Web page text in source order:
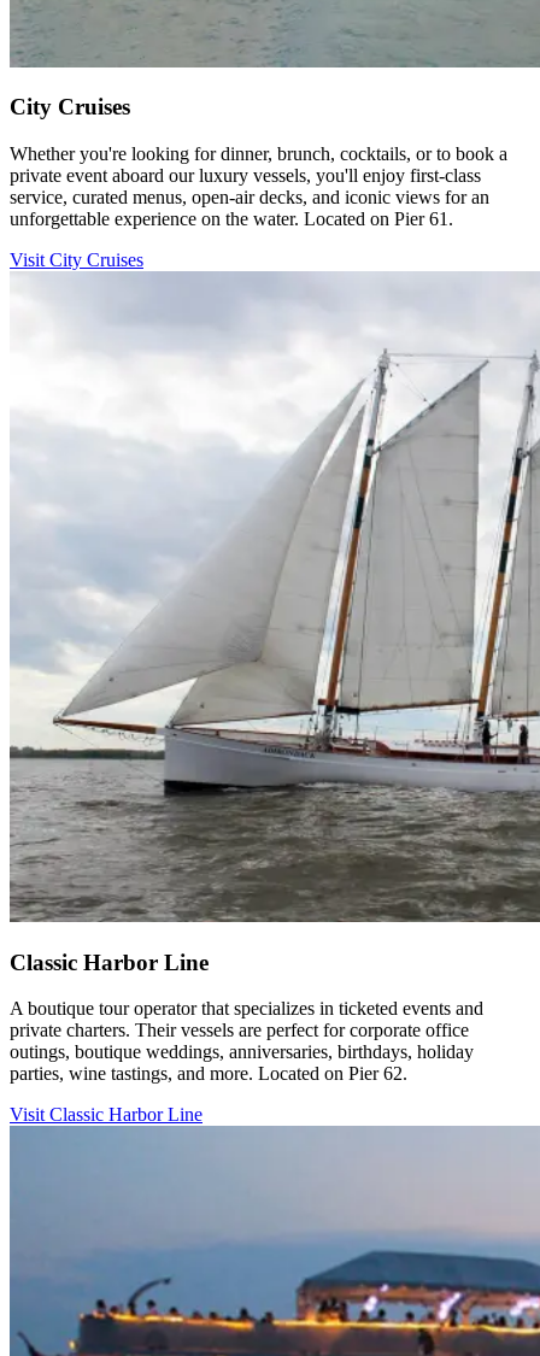
City Cruises​​​​‌ ‍ ​‍​‍‌‍ ‌ ​‍‌‍‍‌‌‍‌ ‌‍‍‌‌‍ ‍​‍​‍​ ‍‍​‍​‍‌ ​ ‌‍​‌‌‍ ‍‌‍‍‌‌ ‌​‌ ‍‌​‍ ‍‌‍‍‌‌‍ ​‍​‍​‍ ​​‍​‍‌‍‍​‌ ​‍‌‍‌‌‌‍‌‍​‍​‍​ ‍‍​‍​‍‌‍‍​‌ ‌​‌ ‌​‌ ​​‌ ​ ​ ‍‍​‍ ​‍ ‌‍​ ‌‍‍​‌‍‌‌‌‍ ​‌ ​ ‌‍‌‌‌‍​‌‌ ​​‌‍‍‌‌‍‌‌‌ ​‍‌ ​ ​‍ ‍‌ ​ ‌‍​‌‌‍ ‍‌‍‍‌‌ ‌​‌ ‍‌​‍ ‍‌ ​ ‌ ‌​‌ ‌‌‌‍‌​‌‍‍‌‌‍ ​‍ ‌‍‍‌‌‍ ‍‌ ‌​‌‍‌‌‌‍ ‍‌ ‌​​‍ ‌‍‌‌‌‍‌​‌‍‍‌‌ ‌​​‍ ‌‍ ‌‌‍ ‌‍‌​‌‍‌‌​ ‌‌ ​​‌ ​‍‌‍‌‌‌ ​ ‌‍‌‌‌‍ ‍‌ ‌​‌‍​‌‌ ‌​‌‍‍‌‌‍ ‌‍ ‍​ ‍ ‌‍‍‌‌‍‌​​ ‌​ ​‍​ ‌‌‌‍​ ‌‍‌‌​ ‌​‌‍​‍‌‍​‍‌‍​‌​‍ ‌​ ‌​​ ​​‌‍​‍​ ‌‍​‍ ‌​ ‌​‌‍‌‍‌‍​‌​ ‍​​‍ ‌‌‍​‌‌‍​‌‌‍‌‌​ ‍‌​‍ ‌​ ‌​​ ‌‌​ ‌ ​ ‌‌​ ‍‌​ ‌‌​ ‍‌‌‍​ ‌‍​‍​ ‌ ‌‍‌​​ ​ ​ ‍ ‌ ‌​‌ ‍‌‌ ​​‌‍‌‌​ ‌‌ ​​‌‍​‌‌‍‌ ‌‍‌‌​ ‍ ‌ ​​‌‍​‌‌ ‌​‌‍‍​​ ‌‌ ​​‌‍​‌‌‍‌ ‌‍‌‌‌​​‍‌ ‌‌‌‍‍‌‌‍ ​‌‍‌​‌‍‌‌‌ ​‍​‍‌‌​ ‌‌‌​​‍‌‌ ‌‍‍ ‌‍‌‌‌ ‍‌​‍‌‌​ ​ ‌​‌​​‍‌‌​ ​ ‌​‌​​‍‌‌​ ​‍​ ​‍​ ‍​​ ​ ‌‍​‍‌‍​‌​ ‍​​ ​ ‌‍‌​​ ‌ ​ ‍​​ ‍​​ ‍​‌‍​‍​‍‌‌​ ​‍​ ​‍​‍‌‌​ ‌‌‌​‌​​‍ ‍‌‍​ ‌‍​‌‌ ​‍‌‍ ‌ ‌‌‌ ​ ‌‍‌‌‌‍ ​‌​‍‌‌ ‌​‌‍‌‌‌‍ ‌‌ ​ ​‍‌‌​ ‌‌‌​​‍‌‌ ‌‍‍ ‌‍‌‌‌ ‍‌​‍‌‌​ ​ ‌​‌​​‍‌‌​ ​ ‌​‌​​‍‌‌​ ​‍​ ​‍‌‍​‍​ ‌‌‌‍​‍​ ​​‌‍​‍​ ‌‍‌‍‌​‌‍‌​‌‍​‌​ ‌‍​ ‍​‌‍‌​‌‍‌​​ ‌ ‌‍​‌‌‍‌‍‌‍‌​‌‍‌‍​ ‍​​ ‌‍‌‍‌‌​ ‌ ​ ​‍​ ‌‍​ ‍‌​ ​‌‌‍​‌​ ‌‌‌‍​‌​ ‌ ‌‍​‍​ ​ ​‍‌‌​ ​‍​ ​‍​‍‌‌​ ‌‌‌​‌​​‍ ‍‌‍​ ‌‍​‌‌ ​‍‌‍‌​‌‌‌​‌‍‍‌‌ ‌​‌‍ ​‌‍‌‌​ ‌‍​‍‌‍​‌‌ ​ ‌‍‌‌‌‌‌‌‌ ​‍‌‍ ​​ ‌‌‍‍​‌ ‌​‌ ‌​‌ ​​‌ ​ ​‍‌‌​ ​ ‌​​‌​‍‌‌​ ​‍‌​‌‍​‍‌‌​ ​‍‌​‌‍‌‍​ ‌‍‍​‌‍‌‌‌‍ ​‌ ​ ‌‍‌‌‌‍​‌‌ ​​‌‍‍‌‌‍‌‌‌ ​‍‌ ​ ​‍ ‍‌ ​ ‌‍​‌‌‍ ‍‌‍‍‌‌ ‌​‌ ‍‌​‍ ‍‌ ​ ‌ ‌​‌ ‌‌‌‍‌​‌‍‍‌‌‍ ​‍‌‍‌‍‍‌‌‍‌​​ ‌​ ​‍​ ‌‌‌‍​ ‌‍‌‌​ ‌​‌‍​‍‌‍​‍‌‍​‌​‍ ‌​ ‌​​ ​​‌‍​‍​ ‌‍​‍ ‌​ ‌​‌‍‌‍‌‍​‌​ ‍​​‍ ‌‌‍​‌‌‍​‌‌‍‌‌​ ‍‌​‍ ‌​ ‌​​ ‌‌​ ‌ ​ ‌‌​ ‍‌​ ‌‌​ ‍‌‌‍​ ‌‍​‍​ ‌ ‌‍‌​​ ​ ​‍‌‍‌ ‌​‌ ‍‌‌ ​​‌‍‌‌​ ‌‌ ​​‌‍​‌‌‍‌ ‌‍‌‌​‍‌‍‌ ​​‌‍​‌‌ ‌​‌‍‍​​ ‌‌ ​​‌‍​‌‌‍‌ ‌‍‌‌‌​​‍‌ ‌‌‌‍‍‌‌‍ ​‌‍‌​‌‍‌‌‌ ​‍​‍‌‌​ ‌‌‌​​‍‌‌ ‌‍‍ ‌‍‌‌‌ ‍‌​‍‌‌​ ​ ‌​‌​​‍‌‌​ ​ ‌​‌​​‍‌‌​ ​‍​ ​‍​ ‍​​ ​ ‌‍​‍‌‍​‌​ ‍​​ ​ ‌‍‌​​ ‌ ​ ‍​​ ‍​​ ‍​‌‍​‍​‍‌‌​ ​‍​ ​‍​‍‌‌​ ‌‌‌​‌​​‍ ‍‌‍​ ‌‍​‌‌ ​‍‌‍ ‌ ‌‌‌ ​ ‌‍‌‌‌‍ ​‌​‍‌‌ ‌​‌‍‌‌‌‍ ‌‌ ​ ​‍‌‌​ ‌‌‌​​‍‌‌ ‌‍‍ ‌‍‌‌‌ ‍‌​‍‌‌​ ​ ‌​‌​​‍‌‌​ ​ ‌​‌​​‍‌‌​ ​‍​ ​‍‌‍​‍​ ‌‌‌‍​‍​ ​​‌‍​‍​ ‌‍‌‍‌​‌‍‌​‌‍​‌​ ‌‍​ ‍​‌‍‌​‌‍‌​​ ‌ ‌‍​‌‌‍‌‍‌‍‌​‌‍‌‍​ ‍​​ ‌‍‌‍‌‌​ ‌ ​ ​‍​ ‌‍​ ‍‌​ ​‌‌‍​‌​ ‌‌‌‍​‌​ ‌ ‌‍​‍​ ​ ​‍‌‌​ ​‍​ ​‍​‍‌‌​ ‌‌‌​‌​​‍ ‍‌‍​ ‌‍​‌‌ ​‍‌‍‌​‌‌‌​‌‍‍‌‌ ‌​‌‍ ​‌‍‌‌​‍‌‍‌ ​​‌‍‌‌‌ ​‍‌ ​ ‌ ​​‌‍‌‌‌‍​ ‌ ‌​‌‍‍‌‌ ‌‍‌‍‌‌​ ‌‌ ​​‌ ‌‌‌‍​‍‌‍ ​‌‍‍‌‌ ​ ‌‍‍​‌‍‌‌‌‍‌​​‍​‍‌ ‌
Whether you're looking for dinner, brunch, cocktails, or to book a
private event aboard our luxury vessels, you'll enjoy first-class
service, curated menus, open-air decks, and iconic views for an
unforgettable experience on the water. Located on Pier 61.​​​​‌ ‍ ​‍​‍‌‍ ‌ ​‍‌‍‍‌‌‍‌ ‌‍‍‌‌‍ ‍​‍​‍​ ‍‍​‍​‍‌ ​ ‌‍​‌‌‍ ‍‌‍‍‌‌ ‌​‌ ‍‌​‍ ‍‌‍‍‌‌‍ ​‍​‍​‍ ​​‍​‍‌‍‍​‌ ​‍‌‍‌‌‌‍‌‍​‍​‍​ ‍‍​‍​‍‌‍‍​‌ ‌​‌ ‌​‌ ​​‌ ​ ​ ‍‍​‍ ​‍ ‌‍​ ‌‍‍​‌‍‌‌‌‍ ​‌ ​ ‌‍‌‌‌‍​‌‌ ​​‌‍‍‌‌‍‌‌‌ ​‍‌ ​ ​‍ ‍‌ ​ ‌‍​‌‌‍ ‍‌‍‍‌‌ ‌​‌ ‍‌​‍ ‍‌ ​ ‌ ‌​‌ ‌‌‌‍‌​‌‍‍‌‌‍ ​‍ ‌‍‍‌‌‍ ‍‌ ‌​‌‍‌‌‌‍ ‍‌ ‌​​‍ ‌‍‌‌‌‍‌​‌‍‍‌‌ ‌​​‍ ‌‍ ‌‌‍ ‌‍‌​‌‍‌‌​ ‌‌ ​​‌ ​‍‌‍‌‌‌ ​ ‌‍‌‌‌‍ ‍‌ ‌​‌‍​‌‌ ‌​‌‍‍‌‌‍ ‌‍ ‍​ ‍ ‌‍‍‌‌‍‌​​ ‌​ ​‍​ ‌‌‌‍​ ‌‍‌‌​ ‌​‌‍​‍‌‍​‍‌‍​‌​‍ ‌​ ‌​​ ​​‌‍​‍​ ‌‍​‍ ‌​ ‌​‌‍‌‍‌‍​‌​ ‍​​‍ ‌‌‍​‌‌‍​‌‌‍‌‌​ ‍‌​‍ ‌​ ‌​​ ‌‌​ ‌ ​ ‌‌​ ‍‌​ ‌‌​ ‍‌‌‍​ ‌‍​‍​ ‌ ‌‍‌​​ ​ ​ ‍ ‌ ‌​‌ ‍‌‌ ​​‌‍‌‌​ ‌‌ ​​‌‍​‌‌‍‌ ‌‍‌‌​ ‍ ‌ ​​‌‍​‌‌ ‌​‌‍‍​​ ‌‌ ​​‌‍​‌‌‍‌ ‌‍‌‌‌​​‍‌ ‌‌‌‍‍‌‌‍ ​‌‍‌​‌‍‌‌‌ ​‍​‍‌‌​ ‌‌‌​​‍‌‌ ‌‍‍ ‌‍‌‌‌ ‍‌​‍‌‌​ ​ ‌​‌​​‍‌‌​ ​ ‌​‌​​‍‌‌​ ​‍​ ​‍​ ‍​​ ​ ‌‍​‍‌‍​‌​ ‍​​ ​ ‌‍‌​​ ‌ ​ ‍​​ ‍​​ ‍​‌‍​‍​‍‌‌​ ​‍​ ​‍​‍‌‌​ ‌‌‌​‌​​‍ ‍‌‍​ ‌‍​‌‌ ​‍‌‍ ‌ ‌‌‌ ​ ‌‍‌‌‌‍ ​‌​‍‌‌ ‌​‌‍‌‌‌‍ ‌‌ ​ ​‍‌‌​ ‌‌‌​​‍‌‌ ‌‍‍ ‌‍‌‌‌ ‍‌​‍‌‌​ ​ ‌​‌​​‍‌‌​ ​ ‌​‌​​‍‌‌​ ​‍​ ​‍‌‍​‍​ ‌‌‌‍​‍​ ​​‌‍​‍​ ‌‍‌‍‌​‌‍‌​‌‍​‌​ ‌‍​ ‍​‌‍‌​‌‍‌​​ ‌ ‌‍​‌‌‍‌‍‌‍‌​‌‍‌‍​ ‍​​ ‌‍‌‍‌‌​ ‌ ​ ​‍​ ‌‍​ ‍‌​ ​‌‌‍​‌​ ‌‌‌‍​‌​ ‌ ‌‍​‍​ ​ ​‍‌‌​ ​‍​ ​‍​‍‌‌​ ‌‌‌​‌​​‍ ‍‌‍​ ‌‍​‌‌ ​‍‌‍‌​‌​‌​‌‍‌‌‌ ​ ‌‍​ ‌ ​‍‌‍‍‌‌ ​​‌ ‌​‌‍‍‌‌‍ ‌‍ ‍​ ‌‍​‍‌‍​‌‌ ​ ‌‍‌‌‌‌‌‌‌ ​‍‌‍ ​​ ‌‌‍‍​‌ ‌​‌ ‌​‌ ​​‌ ​ ​‍‌‌​ ​ ‌​​‌​‍‌‌​ ​‍‌​‌‍​‍‌‌​ ​‍‌​‌‍‌‍​ ‌‍‍​‌‍‌‌‌‍ ​‌ ​ ‌‍‌‌‌‍​‌‌ ​​‌‍‍‌‌‍‌‌‌ ​‍‌ ​ ​‍ ‍‌ ​ ‌‍​‌‌‍ ‍‌‍‍‌‌ ‌​‌ ‍‌​‍ ‍‌ ​ ‌ ‌​‌ ‌‌‌‍‌​‌‍‍‌‌‍ ​‍‌‍‌‍‍‌‌‍‌​​ ‌​ ​‍​ ‌‌‌‍​ ‌‍‌‌​ ‌​‌‍​‍‌‍​‍‌‍​‌​‍ ‌​ ‌​​ ​​‌‍​‍​ ‌‍​‍ ‌​ ‌​‌‍‌‍‌‍​‌​ ‍​​‍ ‌‌‍​‌‌‍​‌‌‍‌‌​ ‍‌​‍ ‌​ ‌​​ ‌‌​ ‌ ​ ‌‌​ ‍‌​ ‌‌​ ‍‌‌‍​ ‌‍​‍​ ‌ ‌‍‌​​ ​ ​‍‌‍‌ ‌​‌ ‍‌‌ ​​‌‍‌‌​ ‌‌ ​​‌‍​‌‌‍‌ ‌‍‌‌​‍‌‍‌ ​​‌‍​‌‌ ‌​‌‍‍​​ ‌‌ ​​‌‍​‌‌‍‌ ‌‍‌‌‌​​‍‌ ‌‌‌‍‍‌‌‍ ​‌‍‌​‌‍‌‌‌ ​‍​‍‌‌​ ‌‌‌​​‍‌‌ ‌‍‍ ‌‍‌‌‌ ‍‌​‍‌‌​ ​ ‌​‌​​‍‌‌​ ​ ‌​‌​​‍‌‌​ ​‍​ ​‍​ ‍​​ ​ ‌‍​‍‌‍​‌​ ‍​​ ​ ‌‍‌​​ ‌ ​ ‍​​ ‍​​ ‍​‌‍​‍​‍‌‌​ ​‍​ ​‍​‍‌‌​ ‌‌‌​‌​​‍ ‍‌‍​ ‌‍​‌‌ ​‍‌‍ ‌ ‌‌‌ ​ ‌‍‌‌‌‍ ​‌​‍‌‌ ‌​‌‍‌‌‌‍ ‌‌ ​ ​‍‌‌​ ‌‌‌​​‍‌‌ ‌‍‍ ‌‍‌‌‌ ‍‌​‍‌‌​ ​ ‌​‌​​‍‌‌​ ​ ‌​‌​​‍‌‌​ ​‍​ ​‍‌‍​‍​ ‌‌‌‍​‍​ ​​‌‍​‍​ ‌‍‌‍‌​‌‍‌​‌‍​‌​ ‌‍​ ‍​‌‍‌​‌‍‌​​ ‌ ‌‍​‌‌‍‌‍‌‍‌​‌‍‌‍​ ‍​​ ‌‍‌‍‌‌​ ‌ ​ ​‍​ ‌‍​ ‍‌​ ​‌‌‍​‌​ ‌‌‌‍​‌​ ‌ ‌‍​‍​ ​ ​‍‌‌​ ​‍​ ​‍​‍‌‌​ ‌‌‌​‌​​‍ ‍‌‍​ ‌‍​‌‌ ​‍‌‍‌​‌​‌​‌‍‌‌‌ ​ ‌‍​ ‌ ​‍‌‍‍‌‌ ​​‌ ‌​‌‍‍‌‌‍ ‌‍ ‍​‍‌‍‌ ​​‌‍‌‌‌ ​‍‌ ​ ‌ ​​‌‍‌‌‌‍​ ‌ ‌​‌‍‍‌‌ ‌‍‌‍‌‌​ ‌‌ ​​‌ ‌‌‌‍​‍‌‍ ​‌‍‍‌‌ ​ ‌‍‍​‌‍‌‌‌‍‌​​‍​‍‌ ‌
Visit City Cruises​​​​‌ ‍ ​‍​‍‌‍ ‌ ​‍‌‍‍‌‌‍‌ ‌‍‍‌‌‍ ‍​‍​‍​ ‍‍​‍​‍‌ ​ ‌‍​‌‌‍ ‍‌‍‍‌‌ ‌​‌ ‍‌​‍ ‍‌‍‍‌‌‍ ​‍​‍​‍ ​​‍​‍‌‍‍​‌ ​‍‌‍‌‌‌‍‌‍​‍​‍​ ‍‍​‍​‍‌‍‍​‌ ‌​‌ ‌​‌ ​​‌ ​ ​ ‍‍​‍ ​‍ ‌‍​ ‌‍‍​‌‍‌‌‌‍ ​‌ ​ ‌‍‌‌‌‍​‌‌ ​​‌‍‍‌‌‍‌‌‌ ​‍‌ ​ ​‍ ‍‌ ​ ‌‍​‌‌‍ ‍‌‍‍‌‌ ‌​‌ ‍‌​‍ ‍‌ ​ ‌ ‌​‌ ‌‌‌‍‌​‌‍‍‌‌‍ ​‍ ‌‍‍‌‌‍ ‍‌ ‌​‌‍‌‌‌‍ ‍‌ ‌​​‍ ‌‍‌‌‌‍‌​‌‍‍‌‌ ‌​​‍ ‌‍ ‌‌‍ ‌‍‌​‌‍‌‌​ ‌‌ ​​‌ ​‍‌‍‌‌‌ ​ ‌‍‌‌‌‍ ‍‌ ‌​‌‍​‌‌ ‌​‌‍‍‌‌‍ ‌‍ ‍​ ‍ ‌‍‍‌‌‍‌​​ ‌​ ​‍​ ‌‌‌‍​ ‌‍‌‌​ ‌​‌‍​‍‌‍​‍‌‍​‌​‍ ‌​ ‌​​ ​​‌‍​‍​ ‌‍​‍ ‌​ ‌​‌‍‌‍‌‍​‌​ ‍​​‍ ‌‌‍​‌‌‍​‌‌‍‌‌​ ‍‌​‍ ‌​ ‌​​ ‌‌​ ‌ ​ ‌‌​ ‍‌​ ‌‌​ ‍‌‌‍​ ‌‍​‍​ ‌ ‌‍‌​​ ​ ​ ‍ ‌ ‌​‌ ‍‌‌ ​​‌‍‌‌​ ‌‌ ​​‌‍​‌‌‍‌ ‌‍‌‌​ ‍ ‌ ​​‌‍​‌‌ ‌​‌‍‍​​ ‌‌ ​​‌‍​‌‌‍‌ ‌‍‌‌‌​​‍‌ ‌‌‌‍‍‌‌‍ ​‌‍‌​‌‍‌‌‌ ​‍​‍‌‌​ ‌‌‌​​‍‌‌ ‌‍‍ ‌‍‌‌‌ ‍‌​‍‌‌​ ​ ‌​‌​​‍‌‌​ ​ ‌​‌​​‍‌‌​ ​‍​ ​‍​ ‍​​ ​ ‌‍​‍‌‍​‌​ ‍​​ ​ ‌‍‌​​ ‌ ​ ‍​​ ‍​​ ‍​‌‍​‍​‍‌‌​ ​‍​ ​‍​‍‌‌​ ‌‌‌​‌​​‍ ‍‌‍​ ‌‍​‌‌ ​‍‌‍ ‌ ‌‌‌ ​ ‌‍‌‌‌‍ ​‌​‍‌‌ ‌​‌‍‌‌‌‍ ‌‌ ​ ​‍‌‌​ ‌‌‌​​‍‌‌ ‌‍‍ ‌‍‌‌‌ ‍‌​‍‌‌​ ​ ‌​‌​​‍‌‌​ ​ ‌​‌​​‍‌‌​ ​‍​ ​‍‌‍​‍​ ‌‌‌‍​‍​ ​​‌‍​‍​ ‌‍‌‍‌​‌‍‌​‌‍​‌​ ‌‍​ ‍​‌‍‌​‌‍‌​​ ‌ ‌‍​‌‌‍‌‍‌‍‌​‌‍‌‍​ ‍​​ ‌‍‌‍‌‌​ ‌ ​ ​‍​ ‌‍​ ‍‌​ ​‌‌‍​‌​ ‌‌‌‍​‌​ ‌ ‌‍​‍​ ​ ​‍‌‌​ ​‍​ ​‍​‍‌‌​ ‌‌‌​‌​​‍ ‍‌‍​‍‌ ‌‌‌ ‌​‌ ‌​‌‍ ‌‍ ‍‌ ​ ​‍‌‌​ ‌‌‌​​‍‌‌ ‌‍‍ ‌‍‌‌‌ ‍‌​‍‌‌​ ​ ‌​‌​​‍‌‌​ ​ ‌​‌​​‍‌‌​ ​‍​ ​‍‌‍​‍‌‍‌‍​ ‍​‌‍​ ​ ​ ​ ‌​‌‍​‌​ ​ ‌‍​‍​ ​‌​ ‌ ​ ‌‍​‍‌‌​ ​‍​ ​‍​‍‌‌​ ‌‌‌​‌​​‍ ‍‌ ‌​‌‍‌‌‌ ‍​‌ ‌​​ ‌‍​‍‌‍​‌‌ ​ ‌‍‌‌‌‌‌‌‌ ​‍‌‍ ​​ ‌‌‍‍​‌ ‌​‌ ‌​‌ ​​‌ ​ ​‍‌‌​ ​ ‌​​‌​‍‌‌​ ​‍‌​‌‍​‍‌‌​ ​‍‌​‌‍‌‍​ ‌‍‍​‌‍‌‌‌‍ ​‌ ​ ‌‍‌‌‌‍​‌‌ ​​‌‍‍‌‌‍‌‌‌ ​‍‌ ​ ​‍ ‍‌ ​ ‌‍​‌‌‍ ‍‌‍‍‌‌ ‌​‌ ‍‌​‍ ‍‌ ​ ‌ ‌​‌ ‌‌‌‍‌​‌‍‍‌‌‍ ​‍‌‍‌‍‍‌‌‍‌​​ ‌​ ​‍​ ‌‌‌‍​ ‌‍‌‌​ ‌​‌‍​‍‌‍​‍‌‍​‌​‍ ‌​ ‌​​ ​​‌‍​‍​ ‌‍​‍ ‌​ ‌​‌‍‌‍‌‍​‌​ ‍​​‍ ‌‌‍​‌‌‍​‌‌‍‌‌​ ‍‌​‍ ‌​ ‌​​ ‌‌​ ‌ ​ ‌‌​ ‍‌​ ‌‌​ ‍‌‌‍​ ‌‍​‍​ ‌ ‌‍‌​​ ​ ​‍‌‍‌ ‌​‌ ‍‌‌ ​​‌‍‌‌​ ‌‌ ​​‌‍​‌‌‍‌ ‌‍‌‌​‍‌‍‌ ​​‌‍​‌‌ ‌​‌‍‍​​ ‌‌ ​​‌‍​‌‌‍‌ ‌‍‌‌‌​​‍‌ ‌‌‌‍‍‌‌‍ ​‌‍‌​‌‍‌‌‌ ​‍​‍‌‌​ ‌‌‌​​‍‌‌ ‌‍‍ ‌‍‌‌‌ ‍‌​‍‌‌​ ​ ‌​‌​​‍‌‌​ ​ ‌​‌​​‍‌‌​ ​‍​ ​‍​ ‍​​ ​ ‌‍​‍‌‍​‌​ ‍​​ ​ ‌‍‌​​ ‌ ​ ‍​​ ‍​​ ‍​‌‍​‍​‍‌‌​ ​‍​ ​‍​‍‌‌​ ‌‌‌​‌​​‍ ‍‌‍​ ‌‍​‌‌ ​‍‌‍ ‌ ‌‌‌ ​ ‌‍‌‌‌‍ ​‌​‍‌‌ ‌​‌‍‌‌‌‍ ‌‌ ​ ​‍‌‌​ ‌‌‌​​‍‌‌ ‌‍‍ ‌‍‌‌‌ ‍‌​‍‌‌​ ​ ‌​‌​​‍‌‌​ ​ ‌​‌​​‍‌‌​ ​‍​ ​‍‌‍​‍​ ‌‌‌‍​‍​ ​​‌‍​‍​ ‌‍‌‍‌​‌‍‌​‌‍​‌​ ‌‍​ ‍​‌‍‌​‌‍‌​​ ‌ ‌‍​‌‌‍‌‍‌‍‌​‌‍‌‍​ ‍​​ ‌‍‌‍‌‌​ ‌ ​ ​‍​ ‌‍​ ‍‌​ ​‌‌‍​‌​ ‌‌‌‍​‌​ ‌ ‌‍​‍​ ​ ​‍‌‌​ ​‍​ ​‍​‍‌‌​ ‌‌‌​‌​​‍ ‍‌‍​‍‌ ‌‌‌ ‌​‌ ‌​‌‍ ‌‍ ‍‌ ​ ​‍‌‌​ ‌‌‌​​‍‌‌ ‌‍‍ ‌‍‌‌‌ ‍‌​‍‌‌​ ​ ‌​‌​​‍‌‌​ ​ ‌​‌​​‍‌‌​ ​‍​ ​‍‌‍​‍‌‍‌‍​ ‍​‌‍​ ​ ​ ​ ‌​‌‍​‌​ ​ ‌‍​‍​ ​‌​ ‌ ​ ‌‍​‍‌‌​ ​‍​ ​‍​‍‌‌​ ‌‌‌​‌​​‍ ‍‌ ‌​‌‍‌‌‌ ‍​‌ ‌​​‍‌‍‌ ​​‌‍‌‌‌ ​‍‌ ​ ‌ ​​‌‍‌‌‌‍​ ‌ ‌​‌‍‍‌‌ ‌‍‌‍‌‌​ ‌‌ ​​‌ ‌‌‌‍​‍‌‍ ​‌‍‍‌‌ ​ ‌‍‍​‌‍‌‌‌‍‌​​‍​‍‌ ‌
Classic Harbor Line​​​​‌ ‍ ​‍​‍‌‍ ‌ ​‍‌‍‍‌‌‍‌ ‌‍‍‌‌‍ ‍​‍​‍​ ‍‍​‍​‍‌ ​ ‌‍​‌‌‍ ‍‌‍‍‌‌ ‌​‌ ‍‌​‍ ‍‌‍‍‌‌‍ ​‍​‍​‍ ​​‍​‍‌‍‍​‌ ​‍‌‍‌‌‌‍‌‍​‍​‍​ ‍‍​‍​‍‌‍‍​‌ ‌​‌ ‌​‌ ​​‌ ​ ​ ‍‍​‍ ​‍ ‌‍​ ‌‍‍​‌‍‌‌‌‍ ​‌ ​ ‌‍‌‌‌‍​‌‌ ​​‌‍‍‌‌‍‌‌‌ ​‍‌ ​ ​‍ ‍‌ ​ ‌‍​‌‌‍ ‍‌‍‍‌‌ ‌​‌ ‍‌​‍ ‍‌ ​ ‌ ‌​‌ ‌‌‌‍‌​‌‍‍‌‌‍ ​‍ ‌‍‍‌‌‍ ‍‌ ‌​‌‍‌‌‌‍ ‍‌ ‌​​‍ ‌‍‌‌‌‍‌​‌‍‍‌‌ ‌​​‍ ‌‍ ‌‌‍ ‌‍‌​‌‍‌‌​ ‌‌ ​​‌ ​‍‌‍‌‌‌ ​ ‌‍‌‌‌‍ ‍‌ ‌​‌‍​‌‌ ‌​‌‍‍‌‌‍ ‌‍ ‍​ ‍ ‌‍‍‌‌‍‌​​ ‌​ ​‍​ ‌‌‌‍​ ‌‍‌‌​ ‌​‌‍​‍‌‍​‍‌‍​‌​‍ ‌​ ‌​​ ​​‌‍​‍​ ‌‍​‍ ‌​ ‌​‌‍‌‍‌‍​‌​ ‍​​‍ ‌‌‍​‌‌‍​‌‌‍‌‌​ ‍‌​‍ ‌​ ‌​​ ‌‌​ ‌ ​ ‌‌​ ‍‌​ ‌‌​ ‍‌‌‍​ ‌‍​‍​ ‌ ‌‍‌​​ ​ ​ ‍ ‌ ‌​‌ ‍‌‌ ​​‌‍‌‌​ ‌‌ ​​‌‍​‌‌‍‌ ‌‍‌‌​ ‍ ‌ ​​‌‍​‌‌ ‌​‌‍‍​​ ‌‌ ​​‌‍​‌‌‍‌ ‌‍‌‌‌​​‍‌ ‌‌‌‍‍‌‌‍ ​‌‍‌​‌‍‌‌‌ ​‍​‍‌‌​ ‌‌‌​​‍‌‌ ‌‍‍ ‌‍‌‌‌ ‍‌​‍‌‌​ ​ ‌​‌​​‍‌‌​ ​ ‌​‌​​‍‌‌​ ​‍​ ​‍​ ‍​​ ​ ‌‍​‍‌‍​‌​ ‍​​ ​ ‌‍‌​​ ‌ ​ ‍​​ ‍​​ ‍​‌‍​‍​‍‌‌​ ​‍​ ​‍​‍‌‌​ ‌‌‌​‌​​‍ ‍‌‍​ ‌‍​‌‌ ​‍‌‍ ‌ ‌‌‌ ​ ‌‍‌‌‌‍ ​‌​‍‌‌ ‌​‌‍‌‌‌‍ ‌‌ ​ ​‍‌‌​ ‌‌‌​​‍‌‌ ‌‍‍ ‌‍‌‌‌ ‍‌​‍‌‌​ ​ ‌​‌​​‍‌‌​ ​ ‌​‌​​‍‌‌​ ​‍​ ​‍​ ‍​‌‍‌​​ ‍‌​ ​ ​ ‍‌​ ‍​​ ‌ ​ ‍‌​ ​ ​ ​​‌‍​‍‌‍‌‌​ ‍‌​ ​‍​ ‌​‌‍​‍​ ‌‌​ ‌​​ ‌‍​ ‍‌​ ‌‌‌‍​ ​ ‌‍‌‍‌‌‌‍‌​‌‍​‍​ ‍‌​ ‍‌​ ​‍​ ‌‍‌‍‌‍​ ‍​​‍‌‌​ ​‍​ ​‍​‍‌‌​ ‌‌‌​‌​​‍ ‍‌‍​ ‌‍​‌‌ ​‍‌‍‌​‌‌‌​‌‍‍‌‌ ‌​‌‍ ​‌‍‌‌​ ‌‍​‍‌‍​‌‌ ​ ‌‍‌‌‌‌‌‌‌ ​‍‌‍ ​​ ‌‌‍‍​‌ ‌​‌ ‌​‌ ​​‌ ​ ​‍‌‌​ ​ ‌​​‌​‍‌‌​ ​‍‌​‌‍​‍‌‌​ ​‍‌​‌‍‌‍​ ‌‍‍​‌‍‌‌‌‍ ​‌ ​ ‌‍‌‌‌‍​‌‌ ​​‌‍‍‌‌‍‌‌‌ ​‍‌ ​ ​‍ ‍‌ ​ ‌‍​‌‌‍ ‍‌‍‍‌‌ ‌​‌ ‍‌​‍ ‍‌ ​ ‌ ‌​‌ ‌‌‌‍‌​‌‍‍‌‌‍ ​‍‌‍‌‍‍‌‌‍‌​​ ‌​ ​‍​ ‌‌‌‍​ ‌‍‌‌​ ‌​‌‍​‍‌‍​‍‌‍​‌​‍ ‌​ ‌​​ ​​‌‍​‍​ ‌‍​‍ ‌​ ‌​‌‍‌‍‌‍​‌​ ‍​​‍ ‌‌‍​‌‌‍​‌‌‍‌‌​ ‍‌​‍ ‌​ ‌​​ ‌‌​ ‌ ​ ‌‌​ ‍‌​ ‌‌​ ‍‌‌‍​ ‌‍​‍​ ‌ ‌‍‌​​ ​ ​‍‌‍‌ ‌​‌ ‍‌‌ ​​‌‍‌‌​ ‌‌ ​​‌‍​‌‌‍‌ ‌‍‌‌​‍‌‍‌ ​​‌‍​‌‌ ‌​‌‍‍​​ ‌‌ ​​‌‍​‌‌‍‌ ‌‍‌‌‌​​‍‌ ‌‌‌‍‍‌‌‍ ​‌‍‌​‌‍‌‌‌ ​‍​‍‌‌​ ‌‌‌​​‍‌‌ ‌‍‍ ‌‍‌‌‌ ‍‌​‍‌‌​ ​ ‌​‌​​‍‌‌​ ​ ‌​‌​​‍‌‌​ ​‍​ ​‍​ ‍​​ ​ ‌‍​‍‌‍​‌​ ‍​​ ​ ‌‍‌​​ ‌ ​ ‍​​ ‍​​ ‍​‌‍​‍​‍‌‌​ ​‍​ ​‍​‍‌‌​ ‌‌‌​‌​​‍ ‍‌‍​ ‌‍​‌‌ ​‍‌‍ ‌ ‌‌‌ ​ ‌‍‌‌‌‍ ​‌​‍‌‌ ‌​‌‍‌‌‌‍ ‌‌ ​ ​‍‌‌​ ‌‌‌​​‍‌‌ ‌‍‍ ‌‍‌‌‌ ‍‌​‍‌‌​ ​ ‌​‌​​‍‌‌​ ​ ‌​‌​​‍‌‌​ ​‍​ ​‍​ ‍​‌‍‌​​ ‍‌​ ​ ​ ‍‌​ ‍​​ ‌ ​ ‍‌​ ​ ​ ​​‌‍​‍‌‍‌‌​ ‍‌​ ​‍​ ‌​‌‍​‍​ ‌‌​ ‌​​ ‌‍​ ‍‌​ ‌‌‌‍​ ​ ‌‍‌‍‌‌‌‍‌​‌‍​‍​ ‍‌​ ‍‌​ ​‍​ ‌‍‌‍‌‍​ ‍​​‍‌‌​ ​‍​ ​‍​‍‌‌​ ‌‌‌​‌​​‍ ‍‌‍​ ‌‍​‌‌ ​‍‌‍‌​‌‌‌​‌‍‍‌‌ ‌​‌‍ ​‌‍‌‌​‍‌‍‌ ​​‌‍‌‌‌ ​‍‌ ​ ‌ ​​‌‍‌‌‌‍​ ‌ ‌​‌‍‍‌‌ ‌‍‌‍‌‌​ ‌‌ ​​‌ ‌‌‌‍​‍‌‍ ​‌‍‍‌‌ ​ ‌‍‍​‌‍‌‌‌‍‌​​‍​‍‌ ‌
A boutique tour operator that specializes in ticketed events and
private charters. Their vessels are perfect for corporate office
outings, boutique weddings, anniversaries, birthdays, holiday
parties, wine tastings, and more. Located on Pier 62.​​​​‌ ‍ ​‍​‍‌‍ ‌ ​‍‌‍‍‌‌‍‌ ‌‍‍‌‌‍ ‍​‍​‍​ ‍‍​‍​‍‌ ​ ‌‍​‌‌‍ ‍‌‍‍‌‌ ‌​‌ ‍‌​‍ ‍‌‍‍‌‌‍ ​‍​‍​‍ ​​‍​‍‌‍‍​‌ ​‍‌‍‌‌‌‍‌‍​‍​‍​ ‍‍​‍​‍‌‍‍​‌ ‌​‌ ‌​‌ ​​‌ ​ ​ ‍‍​‍ ​‍ ‌‍​ ‌‍‍​‌‍‌‌‌‍ ​‌ ​ ‌‍‌‌‌‍​‌‌ ​​‌‍‍‌‌‍‌‌‌ ​‍‌ ​ ​‍ ‍‌ ​ ‌‍​‌‌‍ ‍‌‍‍‌‌ ‌​‌ ‍‌​‍ ‍‌ ​ ‌ ‌​‌ ‌‌‌‍‌​‌‍‍‌‌‍ ​‍ ‌‍‍‌‌‍ ‍‌ ‌​‌‍‌‌‌‍ ‍‌ ‌​​‍ ‌‍‌‌‌‍‌​‌‍‍‌‌ ‌​​‍ ‌‍ ‌‌‍ ‌‍‌​‌‍‌‌​ ‌‌ ​​‌ ​‍‌‍‌‌‌ ​ ‌‍‌‌‌‍ ‍‌ ‌​‌‍​‌‌ ‌​‌‍‍‌‌‍ ‌‍ ‍​ ‍ ‌‍‍‌‌‍‌​​ ‌​ ​‍​ ‌‌‌‍​ ‌‍‌‌​ ‌​‌‍​‍‌‍​‍‌‍​‌​‍ ‌​ ‌​​ ​​‌‍​‍​ ‌‍​‍ ‌​ ‌​‌‍‌‍‌‍​‌​ ‍​​‍ ‌‌‍​‌‌‍​‌‌‍‌‌​ ‍‌​‍ ‌​ ‌​​ ‌‌​ ‌ ​ ‌‌​ ‍‌​ ‌‌​ ‍‌‌‍​ ‌‍​‍​ ‌ ‌‍‌​​ ​ ​ ‍ ‌ ‌​‌ ‍‌‌ ​​‌‍‌‌​ ‌‌ ​​‌‍​‌‌‍‌ ‌‍‌‌​ ‍ ‌ ​​‌‍​‌‌ ‌​‌‍‍​​ ‌‌ ​​‌‍​‌‌‍‌ ‌‍‌‌‌​​‍‌ ‌‌‌‍‍‌‌‍ ​‌‍‌​‌‍‌‌‌ ​‍​‍‌‌​ ‌‌‌​​‍‌‌ ‌‍‍ ‌‍‌‌‌ ‍‌​‍‌‌​ ​ ‌​‌​​‍‌‌​ ​ ‌​‌​​‍‌‌​ ​‍​ ​‍​ ‍​​ ​ ‌‍​‍‌‍​‌​ ‍​​ ​ ‌‍‌​​ ‌ ​ ‍​​ ‍​​ ‍​‌‍​‍​‍‌‌​ ​‍​ ​‍​‍‌‌​ ‌‌‌​‌​​‍ ‍‌‍​ ‌‍​‌‌ ​‍‌‍ ‌ ‌‌‌ ​ ‌‍‌‌‌‍ ​‌​‍‌‌ ‌​‌‍‌‌‌‍ ‌‌ ​ ​‍‌‌​ ‌‌‌​​‍‌‌ ‌‍‍ ‌‍‌‌‌ ‍‌​‍‌‌​ ​ ‌​‌​​‍‌‌​ ​ ‌​‌​​‍‌‌​ ​‍​ ​‍​ ‍​‌‍‌​​ ‍‌​ ​ ​ ‍‌​ ‍​​ ‌ ​ ‍‌​ ​ ​ ​​‌‍​‍‌‍‌‌​ ‍‌​ ​‍​ ‌​‌‍​‍​ ‌‌​ ‌​​ ‌‍​ ‍‌​ ‌‌‌‍​ ​ ‌‍‌‍‌‌‌‍‌​‌‍​‍​ ‍‌​ ‍‌​ ​‍​ ‌‍‌‍‌‍​ ‍​​‍‌‌​ ​‍​ ​‍​‍‌‌​ ‌‌‌​‌​​‍ ‍‌‍​ ‌‍​‌‌ ​‍‌‍‌​‌​‌​‌‍‌‌‌ ​ ‌‍​ ‌ ​‍‌‍‍‌‌ ​​‌ ‌​‌‍‍‌‌‍ ‌‍ ‍​ ‌‍​‍‌‍​‌‌ ​ ‌‍‌‌‌‌‌‌‌ ​‍‌‍ ​​ ‌‌‍‍​‌ ‌​‌ ‌​‌ ​​‌ ​ ​‍‌‌​ ​ ‌​​‌​‍‌‌​ ​‍‌​‌‍​‍‌‌​ ​‍‌​‌‍‌‍​ ‌‍‍​‌‍‌‌‌‍ ​‌ ​ ‌‍‌‌‌‍​‌‌ ​​‌‍‍‌‌‍‌‌‌ ​‍‌ ​ ​‍ ‍‌ ​ ‌‍​‌‌‍ ‍‌‍‍‌‌ ‌​‌ ‍‌​‍ ‍‌ ​ ‌ ‌​‌ ‌‌‌‍‌​‌‍‍‌‌‍ ​‍‌‍‌‍‍‌‌‍‌​​ ‌​ ​‍​ ‌‌‌‍​ ‌‍‌‌​ ‌​‌‍​‍‌‍​‍‌‍​‌​‍ ‌​ ‌​​ ​​‌‍​‍​ ‌‍​‍ ‌​ ‌​‌‍‌‍‌‍​‌​ ‍​​‍ ‌‌‍​‌‌‍​‌‌‍‌‌​ ‍‌​‍ ‌​ ‌​​ ‌‌​ ‌ ​ ‌‌​ ‍‌​ ‌‌​ ‍‌‌‍​ ‌‍​‍​ ‌ ‌‍‌​​ ​ ​‍‌‍‌ ‌​‌ ‍‌‌ ​​‌‍‌‌​ ‌‌ ​​‌‍​‌‌‍‌ ‌‍‌‌​‍‌‍‌ ​​‌‍​‌‌ ‌​‌‍‍​​ ‌‌ ​​‌‍​‌‌‍‌ ‌‍‌‌‌​​‍‌ ‌‌‌‍‍‌‌‍ ​‌‍‌​‌‍‌‌‌ ​‍​‍‌‌​ ‌‌‌​​‍‌‌ ‌‍‍ ‌‍‌‌‌ ‍‌​‍‌‌​ ​ ‌​‌​​‍‌‌​ ​ ‌​‌​​‍‌‌​ ​‍​ ​‍​ ‍​​ ​ ‌‍​‍‌‍​‌​ ‍​​ ​ ‌‍‌​​ ‌ ​ ‍​​ ‍​​ ‍​‌‍​‍​‍‌‌​ ​‍​ ​‍​‍‌‌​ ‌‌‌​‌​​‍ ‍‌‍​ ‌‍​‌‌ ​‍‌‍ ‌ ‌‌‌ ​ ‌‍‌‌‌‍ ​‌​‍‌‌ ‌​‌‍‌‌‌‍ ‌‌ ​ ​‍‌‌​ ‌‌‌​​‍‌‌ ‌‍‍ ‌‍‌‌‌ ‍‌​‍‌‌​ ​ ‌​‌​​‍‌‌​ ​ ‌​‌​​‍‌‌​ ​‍​ ​‍​ ‍​‌‍‌​​ ‍‌​ ​ ​ ‍‌​ ‍​​ ‌ ​ ‍‌​ ​ ​ ​​‌‍​‍‌‍‌‌​ ‍‌​ ​‍​ ‌​‌‍​‍​ ‌‌​ ‌​​ ‌‍​ ‍‌​ ‌‌‌‍​ ​ ‌‍‌‍‌‌‌‍‌​‌‍​‍​ ‍‌​ ‍‌​ ​‍​ ‌‍‌‍‌‍​ ‍​​‍‌‌​ ​‍​ ​‍​‍‌‌​ ‌‌‌​‌​​‍ ‍‌‍​ ‌‍​‌‌ ​‍‌‍‌​‌​‌​‌‍‌‌‌ ​ ‌‍​ ‌ ​‍‌‍‍‌‌ ​​‌ ‌​‌‍‍‌‌‍ ‌‍ ‍​‍‌‍‌ ​​‌‍‌‌‌ ​‍‌ ​ ‌ ​​‌‍‌‌‌‍​ ‌ ‌​‌‍‍‌‌ ‌‍‌‍‌‌​ ‌‌ ​​‌ ‌‌‌‍​‍‌‍ ​‌‍‍‌‌ ​ ‌‍‍​‌‍‌‌‌‍‌​​‍​‍‌ ‌
Visit Classic Harbor Line​​​​‌ ‍ ​‍​‍‌‍ ‌ ​‍‌‍‍‌‌‍‌ ‌‍‍‌‌‍ ‍​‍​‍​ ‍‍​‍​‍‌ ​ ‌‍​‌‌‍ ‍‌‍‍‌‌ ‌​‌ ‍‌​‍ ‍‌‍‍‌‌‍ ​‍​‍​‍ ​​‍​‍‌‍‍​‌ ​‍‌‍‌‌‌‍‌‍​‍​‍​ ‍‍​‍​‍‌‍‍​‌ ‌​‌ ‌​‌ ​​‌ ​ ​ ‍‍​‍ ​‍ ‌‍​ ‌‍‍​‌‍‌‌‌‍ ​‌ ​ ‌‍‌‌‌‍​‌‌ ​​‌‍‍‌‌‍‌‌‌ ​‍‌ ​ ​‍ ‍‌ ​ ‌‍​‌‌‍ ‍‌‍‍‌‌ ‌​‌ ‍‌​‍ ‍‌ ​ ‌ ‌​‌ ‌‌‌‍‌​‌‍‍‌‌‍ ​‍ ‌‍‍‌‌‍ ‍‌ ‌​‌‍‌‌‌‍ ‍‌ ‌​​‍ ‌‍‌‌‌‍‌​‌‍‍‌‌ ‌​​‍ ‌‍ ‌‌‍ ‌‍‌​‌‍‌‌​ ‌‌ ​​‌ ​‍‌‍‌‌‌ ​ ‌‍‌‌‌‍ ‍‌ ‌​‌‍​‌‌ ‌​‌‍‍‌‌‍ ‌‍ ‍​ ‍ ‌‍‍‌‌‍‌​​ ‌​ ​‍​ ‌‌‌‍​ ‌‍‌‌​ ‌​‌‍​‍‌‍​‍‌‍​‌​‍ ‌​ ‌​​ ​​‌‍​‍​ ‌‍​‍ ‌​ ‌​‌‍‌‍‌‍​‌​ ‍​​‍ ‌‌‍​‌‌‍​‌‌‍‌‌​ ‍‌​‍ ‌​ ‌​​ ‌‌​ ‌ ​ ‌‌​ ‍‌​ ‌‌​ ‍‌‌‍​ ‌‍​‍​ ‌ ‌‍‌​​ ​ ​ ‍ ‌ ‌​‌ ‍‌‌ ​​‌‍‌‌​ ‌‌ ​​‌‍​‌‌‍‌ ‌‍‌‌​ ‍ ‌ ​​‌‍​‌‌ ‌​‌‍‍​​ ‌‌ ​​‌‍​‌‌‍‌ ‌‍‌‌‌​​‍‌ ‌‌‌‍‍‌‌‍ ​‌‍‌​‌‍‌‌‌ ​‍​‍‌‌​ ‌‌‌​​‍‌‌ ‌‍‍ ‌‍‌‌‌ ‍‌​‍‌‌​ ​ ‌​‌​​‍‌‌​ ​ ‌​‌​​‍‌‌​ ​‍​ ​‍​ ‍​​ ​ ‌‍​‍‌‍​‌​ ‍​​ ​ ‌‍‌​​ ‌ ​ ‍​​ ‍​​ ‍​‌‍​‍​‍‌‌​ ​‍​ ​‍​‍‌‌​ ‌‌‌​‌​​‍ ‍‌‍​ ‌‍​‌‌ ​‍‌‍ ‌ ‌‌‌ ​ ‌‍‌‌‌‍ ​‌​‍‌‌ ‌​‌‍‌‌‌‍ ‌‌ ​ ​‍‌‌​ ‌‌‌​​‍‌‌ ‌‍‍ ‌‍‌‌‌ ‍‌​‍‌‌​ ​ ‌​‌​​‍‌‌​ ​ ‌​‌​​‍‌‌​ ​‍​ ​‍​ ‍​‌‍‌​​ ‍‌​ ​ ​ ‍‌​ ‍​​ ‌ ​ ‍‌​ ​ ​ ​​‌‍​‍‌‍‌‌​ ‍‌​ ​‍​ ‌​‌‍​‍​ ‌‌​ ‌​​ ‌‍​ ‍‌​ ‌‌‌‍​ ​ ‌‍‌‍‌‌‌‍‌​‌‍​‍​ ‍‌​ ‍‌​ ​‍​ ‌‍‌‍‌‍​ ‍​​‍‌‌​ ​‍​ ​‍​‍‌‌​ ‌‌‌​‌​​‍ ‍‌‍​‍‌ ‌‌‌ ‌​‌ ‌​‌‍ ‌‍ ‍‌ ​ ​‍‌‌​ ‌‌‌​​‍‌‌ ‌‍‍ ‌‍‌‌‌ ‍‌​‍‌‌​ ​ ‌​‌​​‍‌‌​ ​ ‌​‌​​‍‌‌​ ​‍​ ​‍‌‍​‍‌‍‌‍​ ‍​‌‍​ ​ ​ ​ ‌​‌‍​‌​ ​ ‌‍​‍​ ​‌​ ‌ ​ ‌‍​‍‌‌​ ​‍​ ​‍​‍‌‌​ ‌‌‌​‌​​‍ ‍‌ ‌​‌‍‌‌‌ ‍​‌ ‌​​ ‌‍​‍‌‍​‌‌ ​ ‌‍‌‌‌‌‌‌‌ ​‍‌‍ ​​ ‌‌‍‍​‌ ‌​‌ ‌​‌ ​​‌ ​ ​‍‌‌​ ​ ‌​​‌​‍‌‌​ ​‍‌​‌‍​‍‌‌​ ​‍‌​‌‍‌‍​ ‌‍‍​‌‍‌‌‌‍ ​‌ ​ ‌‍‌‌‌‍​‌‌ ​​‌‍‍‌‌‍‌‌‌ ​‍‌ ​ ​‍ ‍‌ ​ ‌‍​‌‌‍ ‍‌‍‍‌‌ ‌​‌ ‍‌​‍ ‍‌ ​ ‌ ‌​‌ ‌‌‌‍‌​‌‍‍‌‌‍ ​‍‌‍‌‍‍‌‌‍‌​​ ‌​ ​‍​ ‌‌‌‍​ ‌‍‌‌​ ‌​‌‍​‍‌‍​‍‌‍​‌​‍ ‌​ ‌​​ ​​‌‍​‍​ ‌‍​‍ ‌​ ‌​‌‍‌‍‌‍​‌​ ‍​​‍ ‌‌‍​‌‌‍​‌‌‍‌‌​ ‍‌​‍ ‌​ ‌​​ ‌‌​ ‌ ​ ‌‌​ ‍‌​ ‌‌​ ‍‌‌‍​ ‌‍​‍​ ‌ ‌‍‌​​ ​ ​‍‌‍‌ ‌​‌ ‍‌‌ ​​‌‍‌‌​ ‌‌ ​​‌‍​‌‌‍‌ ‌‍‌‌​‍‌‍‌ ​​‌‍​‌‌ ‌​‌‍‍​​ ‌‌ ​​‌‍​‌‌‍‌ ‌‍‌‌‌​​‍‌ ‌‌‌‍‍‌‌‍ ​‌‍‌​‌‍‌‌‌ ​‍​‍‌‌​ ‌‌‌​​‍‌‌ ‌‍‍ ‌‍‌‌‌ ‍‌​‍‌‌​ ​ ‌​‌​​‍‌‌​ ​ ‌​‌​​‍‌‌​ ​‍​ ​‍​ ‍​​ ​ ‌‍​‍‌‍​‌​ ‍​​ ​ ‌‍‌​​ ‌ ​ ‍​​ ‍​​ ‍​‌‍​‍​‍‌‌​ ​‍​ ​‍​‍‌‌​ ‌‌‌​‌​​‍ ‍‌‍​ ‌‍​‌‌ ​‍‌‍ ‌ ‌‌‌ ​ ‌‍‌‌‌‍ ​‌​‍‌‌ ‌​‌‍‌‌‌‍ ‌‌ ​ ​‍‌‌​ ‌‌‌​​‍‌‌ ‌‍‍ ‌‍‌‌‌ ‍‌​‍‌‌​ ​ ‌​‌​​‍‌‌​ ​ ‌​‌​​‍‌‌​ ​‍​ ​‍​ ‍​‌‍‌​​ ‍‌​ ​ ​ ‍‌​ ‍​​ ‌ ​ ‍‌​ ​ ​ ​​‌‍​‍‌‍‌‌​ ‍‌​ ​‍​ ‌​‌‍​‍​ ‌‌​ ‌​​ ‌‍​ ‍‌​ ‌‌‌‍​ ​ ‌‍‌‍‌‌‌‍‌​‌‍​‍​ ‍‌​ ‍‌​ ​‍​ ‌‍‌‍‌‍​ ‍​​‍‌‌​ ​‍​ ​‍​‍‌‌​ ‌‌‌​‌​​‍ ‍‌‍​‍‌ ‌‌‌ ‌​‌ ‌​‌‍ ‌‍ ‍‌ ​ ​‍‌‌​ ‌‌‌​​‍‌‌ ‌‍‍ ‌‍‌‌‌ ‍‌​‍‌‌​ ​ ‌​‌​​‍‌‌​ ​ ‌​‌​​‍‌‌​ ​‍​ ​‍‌‍​‍‌‍‌‍​ ‍​‌‍​ ​ ​ ​ ‌​‌‍​‌​ ​ ‌‍​‍​ ​‌​ ‌ ​ ‌‍​‍‌‌​ ​‍​ ​‍​‍‌‌​ ‌‌‌​‌​​‍ ‍‌ ‌​‌‍‌‌‌ ‍​‌ ‌​​‍‌‍‌ ​​‌‍‌‌‌ ​‍‌ ​ ‌ ​​‌‍‌‌‌‍​ ‌ ‌​‌‍‍‌‌ ‌‍‌‍‌‌​ ‌‌ ​​‌ ‌‌‌‍​‍‌‍ ​‌‍‍‌‌ ​ ‌‍‍​‌‍‌‌‌‍‌​​‍​‍‌ ‌